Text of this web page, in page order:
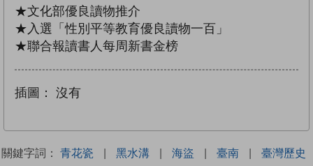
★文化部優良讀物推介
★入選「性別平等教育優良讀物一百」
★聯合報讀書人每周新書金榜
插圖： 沒有
關鍵字詞： 青花瓷 | 黑水溝 | 海盜 | 臺南 | 臺灣歷史